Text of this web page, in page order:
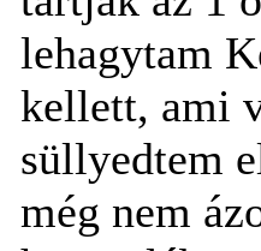
lehagytam
kellett, ami
süllyedtem
még nem